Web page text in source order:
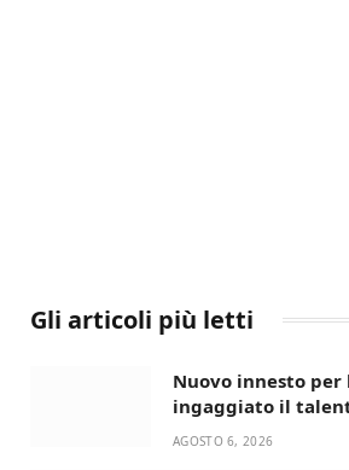
Gli articoli più letti
Nuovo innesto per
ingaggiato il
Lupo Timini
AGOSTO 6, 2026